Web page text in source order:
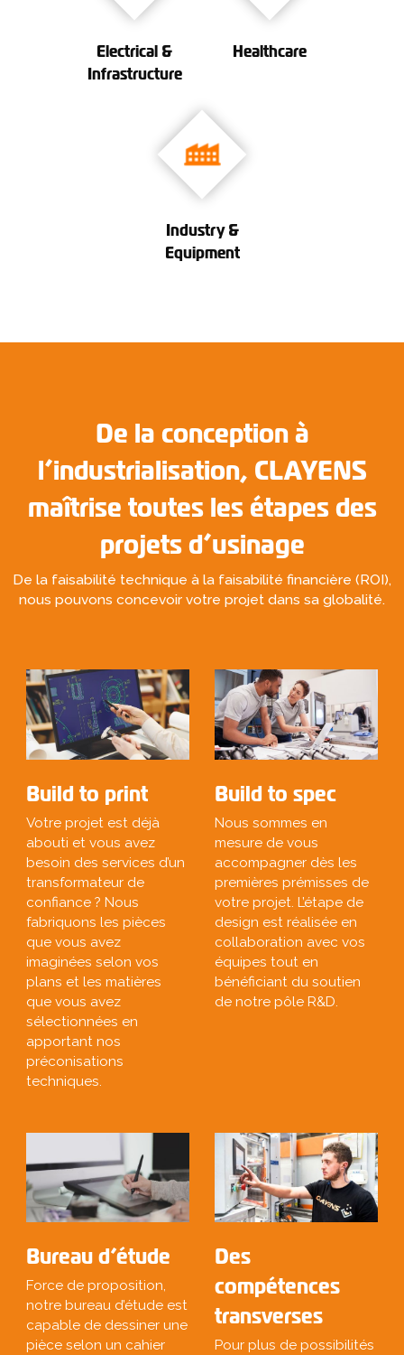
Electrical &
Infrastructure
Healthcare
Industry &
Equipment
De la conception à
l’industrialisation, CLAYENS
maîtrise toutes les étapes des
projets d’usinage
De la faisabilité technique à la faisabilité financière (ROI),
nous pouvons concevoir votre projet dans sa globalité.
Build to print
Votre projet est déjà
abouti et vous avez
besoin des services d’un
transformateur de
confiance ? Nous
fabriquons les pièces
que vous avez
imaginées selon vos
plans et les matières
que vous avez
sélectionnées en
apportant nos
préconisations
techniques.
Build to spec
Nous sommes en
mesure de vous
accompagner dès les
premières prémisses de
votre projet. L’étape de
design est réalisée en
collaboration avec vos
équipes tout en
bénéficiant du soutien
de notre pôle R&D.
Bureau d’étude
Force de proposition,
notre bureau d’étude est
capable de dessiner une
pièce selon un cahier
Des
compétences
transverses
Pour plus de possibilités